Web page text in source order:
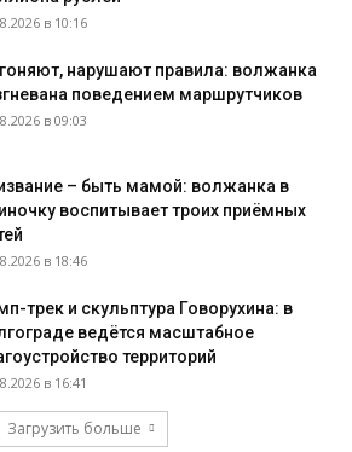
в 10:16
нарушают правила: волжанка
поведением маршрутчиков
в 09:03
– быть мамой: волжанка в
воспитывает троих приёмных
в 18:46
трек и скульптура Говорухина: в
ведётся масштабное
территорий
в 16:41
Загрузить больше